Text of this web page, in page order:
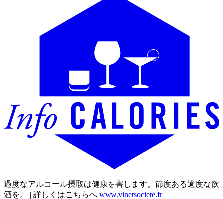
過度なアルコール摂取は健康を害します。節度ある適度な飲
酒を。 | 詳しくはこちらへ www.vinetsociete.fr